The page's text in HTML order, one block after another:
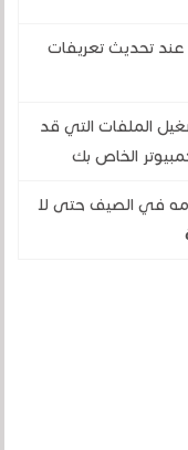
عند تحديث تعريفات
الملفات التي قد
الخاص بك
في الصيف حتى لا